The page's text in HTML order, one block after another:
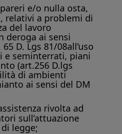
e/o nulla osta,
relativi a problemi di
del lavoro
deroga ai sensi
D. Lgs 81/08all’uso
e seminterrati, piani
(art.256 D.lgs
di ambienti
ai sensi del DM
rivolta ad
sull’attuazione
legge;